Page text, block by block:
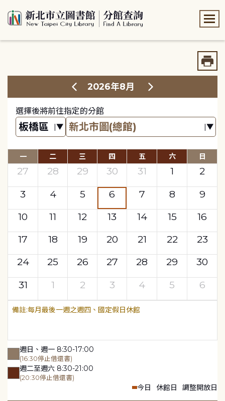
2026年8月
選擇後將前往指定的分館
一 二 三 四 五 六 日
27 28 29 30 31 1
2
3
4 5 6 7 8
9
10
11 12 13 14 15
16
17
18 19 20 21 22
23
24
25 26 27 28 29
30
31
1 2 3 4 5 6
每月最後一週之週四、國定假日休館
週日、週一 8:30-17:00
(16:30停止借還書)
週二至週六 8:30-21:00
(20:30停止借還書)
今日 休館日 調整開放日